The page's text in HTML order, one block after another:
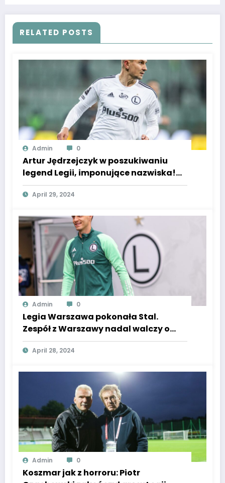
RELATED POSTS
Admin 0
Artur Jędrzejczyk w poszukiwaniu
legend Legii, imponujące nazwiska!
Czy gwiazda osiągnie rekord?
April 29, 2024
Admin 0
Legia Warszawa pokonała Stal.
Zespół z Warszawy nadal walczy o
tytuł i puchary [WIDEO]
April 28, 2024
Admin 0
Koszmar jak z horroru: Piotr